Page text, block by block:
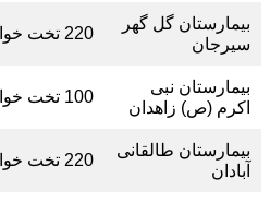
بیمارستان گل گهر
سیرجان
220 تخت خوابی
بیمارستان نبی
اکرم (ص) زاهدان
100 تخت خوابی
بیمارستان طالقانی
آبادان
220 تخت خوابی